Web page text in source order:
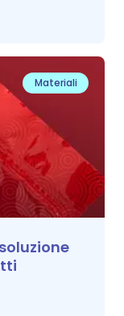
Materiali